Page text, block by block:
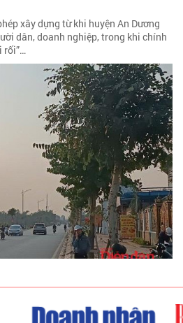
xây dựng từ khi huyện An Dương
dân, doanh nghiệp, trong khi chính
rối”…